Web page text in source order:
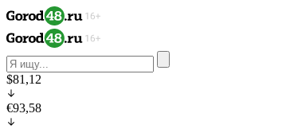
$81,12
€93,58